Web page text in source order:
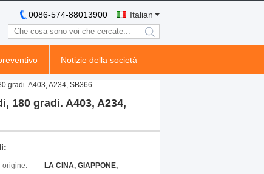
Italian
0086-574-88013900
search
Notizie della società
gradi. A403, A234, SB366
180 gradi. A403, A234,
origine:
LA CINA, GIAPPONE,